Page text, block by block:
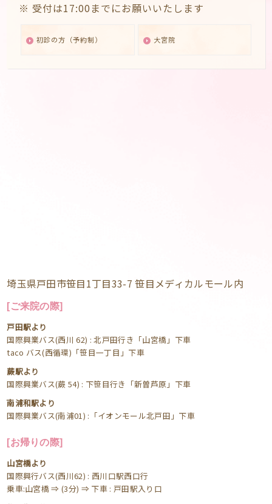
※ 受付は17:00までにお願いいたします
初診の方（予約制） 大宮院
埼玉県戸田市笹目1丁目33-7 笹目メディカルモール内
[ご来院の際]
戸田駅より
国際興業バス(西川 62) : 北戸田行き「山宮橋」下車
taco バス(西循環)「笹目一丁目」下車
蕨駅より
国際興業バス(蕨 54) : 下笹目行き「新曽芦原」下車
南浦和駅より
国際興業バス(南浦01) :「イオンモール北戸田」下車
[お帰りの際]
山宮橋より
国際興行バス(西川62) : 西川口駅西口行
乗車:山宮橋 ⇒ (3分) ⇒ 下車 : 戸田駅入り口